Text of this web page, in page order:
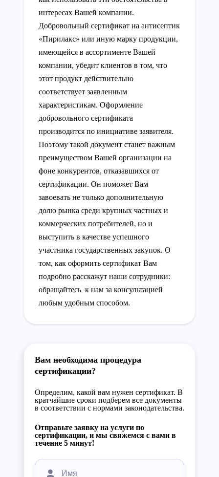
интересах Вашей компании.
Добровольный сертификат на антисептик
«Пирилакс» или иную марку продукции,
имеющейся в ассортименте Вашей
компании, убедит клиентов в том, что
этот продукт действительно
соответствует заявленным
характеристикам. Оформление
добровольного сертификата
производится по инициативе заявителя.
Поэтому такой документ станет важным
преимуществом Вашей организации на
фоне конкурентов, отказавшихся от
сертификации. Он поможет Вам
завоевать не только дополнительную
долю рынка среди крупных частных и
коммерческих потребителей, но и
выступить в качестве успешного
участника государственных закупок. О
том, как оформить сертификат Вам
подробно расскажут наши сотрудники:
обращайтесь к нам за консультацией
любым удобным способом.
Вам необходима процедура
сертификации?
Определим, какой вам нужен сертификат. В
кратчайшие сроки подберем все документы
в соответствии с нормами законодательства.
Отправьте заявку на услуги по
сертификации, и мы свяжемся с вами в
течение 5 минут!